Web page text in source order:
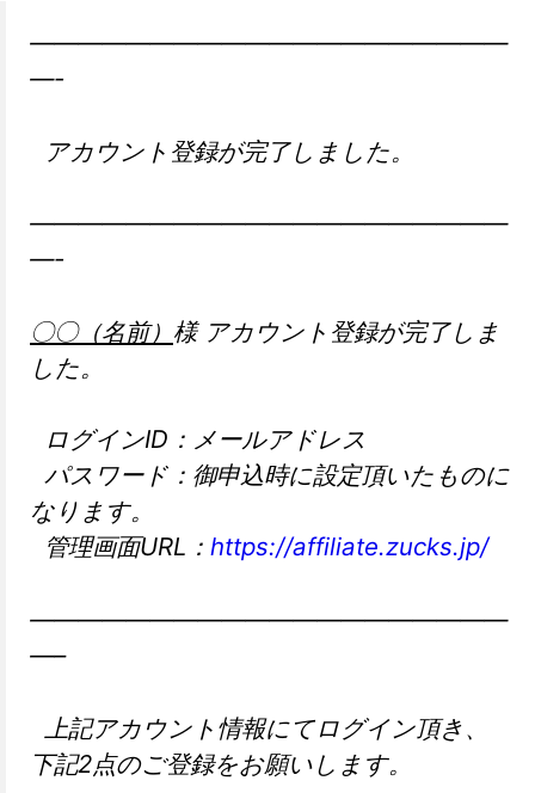
————————————————————
—-
アカウント登録が完了しました。
————————————————————
—-
〇〇（名前） 様 アカウント登録が完了しま
した。
ログインID：メールアドレス
パスワード：御申込時に設定頂いたものに
なります。
管理画面URL： https://affiliate.zucks.jp/
————————————————————
—–
上記アカウント情報にてログイン頂き、
下記2点のご登録をお願いします。